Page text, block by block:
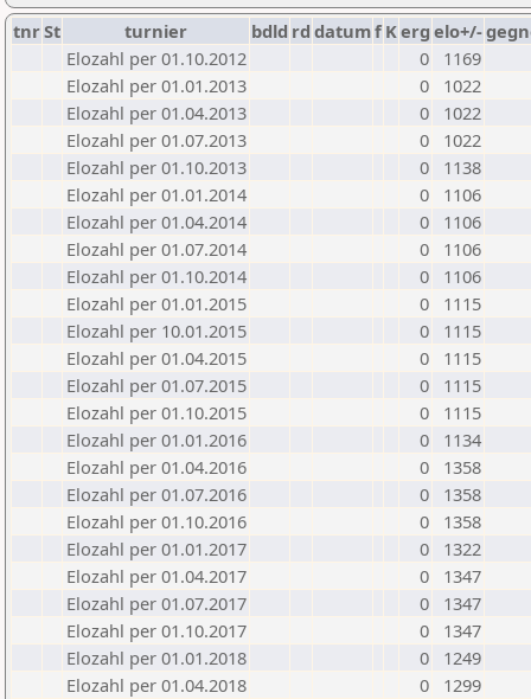
tnrSt turnier bdld rd datumf Kerg elo+/-
Elozahl per 01.10.2012
0
1169
Elozahl per 01.01.2013
0
1022
Elozahl per 01.04.2013
0
1022
Elozahl per 01.07.2013
0
1022
Elozahl per 01.10.2013
0
1138
Elozahl per 01.01.2014
0
1106
Elozahl per 01.04.2014
0
1106
Elozahl per 01.07.2014
0
1106
Elozahl per 01.10.2014
0
1106
Elozahl per 01.01.2015
0
1115
Elozahl per 10.01.2015
0
1115
Elozahl per 01.04.2015
0
1115
Elozahl per 01.07.2015
0
1115
Elozahl per 01.10.2015
0
1115
Elozahl per 01.01.2016
0
1134
Elozahl per 01.04.2016
0
1358
Elozahl per 01.07.2016
0
1358
Elozahl per 01.10.2016
0
1358
Elozahl per 01.01.2017
0
1322
Elozahl per 01.04.2017
0
1347
Elozahl per 01.07.2017
0
1347
Elozahl per 01.10.2017
0
1347
Elozahl per 01.01.2018
0
1249
Elozahl per 01.04.2018
0
1299